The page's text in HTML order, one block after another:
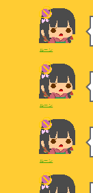
ルーン
ルーン
ルーン